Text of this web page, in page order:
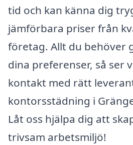
tid och kan känna dig
jämförbara priser från
företag. Allt du behöver
dina preferenser, så ser
kontakt med rätt
kontorsstädning i
Låt oss hjälpa dig att
trivsam arbetsmiljö!